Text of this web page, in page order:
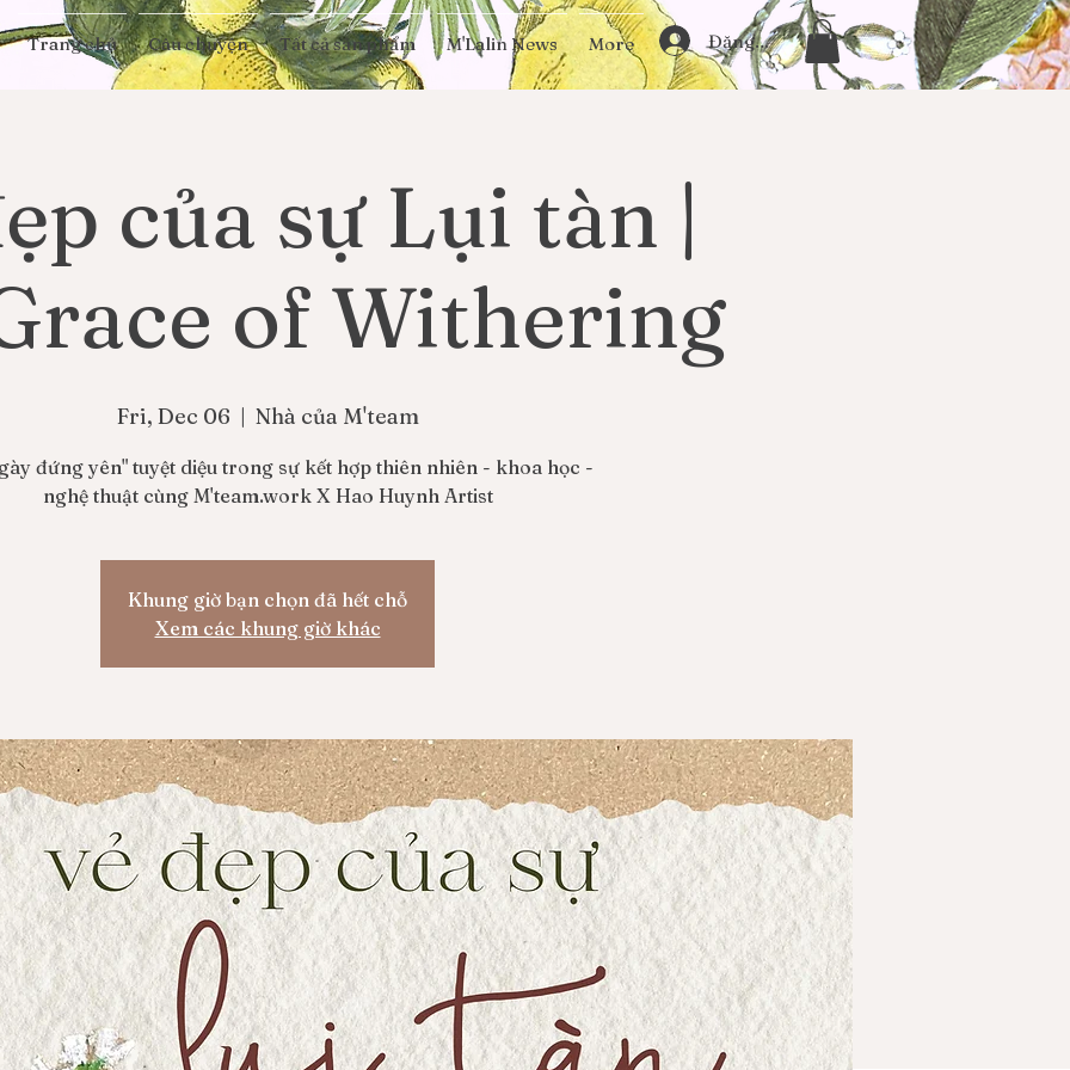
Trang chủ Câu chuyện Tất cả sản phẩm M'Lalin News More Đăng nhập
của sự Lụi tàn |
of Withering
Fri, Dec 06
  |
Nhà của M'team
đứng yên" tuyệt diệu trong sự kết hợp thiên nhiên - khoa học -
nghệ thuật cùng M'team.work X Hao Huynh Artist
Khung giờ bạn chọn đã hết chỗ
Xem các khung giờ khác